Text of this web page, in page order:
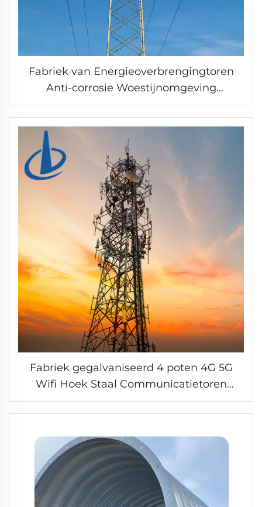
Fabriek van Energieoverbrengingtoren
Anti-corrosie Woestijnomgeving
Netbedrijfs Tower Stalen
energieoverbrengingtoren
Fabriek gegalvaniseerd 4 poten 4G 5G
Wifi Hoek Staal Communicatietoren
Antenne Staal Hoekstaal Toren
Zelfondersteuning IJzeren Toren